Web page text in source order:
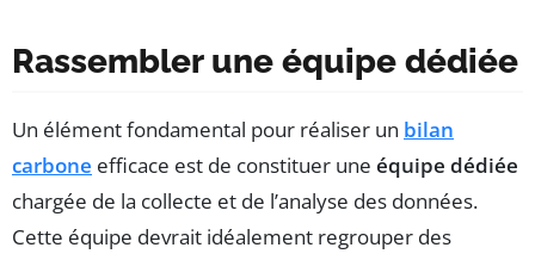
Rassembler une équipe dédiée
Un élément fondamental pour réaliser un bilan
carbone efficace est de constituer une équipe dédiée
chargée de la collecte et de l’analyse des données.
Cette équipe devrait idéalement regrouper des